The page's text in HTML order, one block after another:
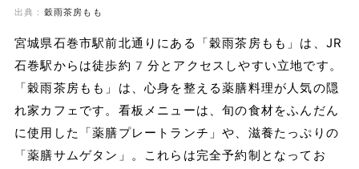
出典： 穀雨茶房もも
宮城県石巻市駅前北通りにある「穀雨茶房もも」は、JR
石巻駅からは徒歩約7分とアクセスしやすい立地です。
「穀雨茶房もも」は、心身を整える薬膳料理が人気の隠
れ家カフェです。看板メニューは、旬の食材をふんだん
に使用した「薬膳プレートランチ」や、滋養たっぷりの
「薬膳サムゲタン」。これらは完全予約制となってお